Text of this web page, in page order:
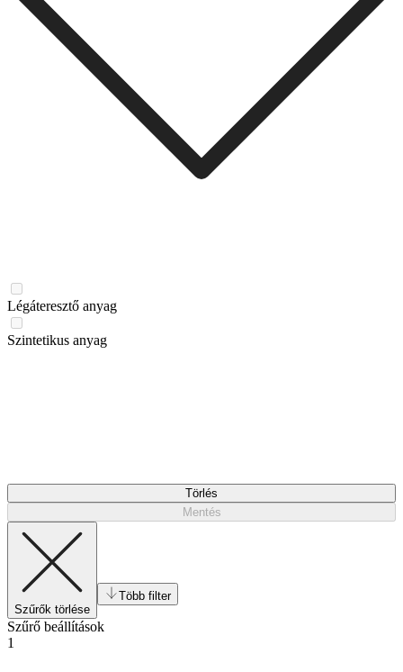
Légáteresztő anyag
Szintetikus anyag
Törlés
Mentés
Szűrők törlése
Több filter
Szűrő beállítások
1